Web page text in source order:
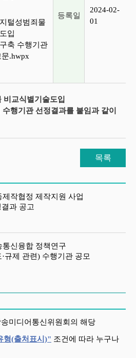
털성범죄물
입
축 수행기관
.hwpx
등록일
2024-02-
01
비교식별기술도입
행기관 선정결과를 붙임과 같이
목록
제작협정 제작지원 사업
과 공고
통신융합 정책연구
규제 관련) 수행기관 공모
미디어통신위원회의 해당
형(출처표시)" 조건에 따라 누구나